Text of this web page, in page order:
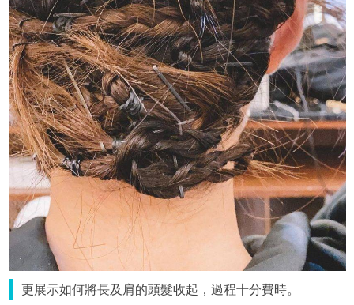
更展示如何將長及肩的頭髮收起，過程十分費時。